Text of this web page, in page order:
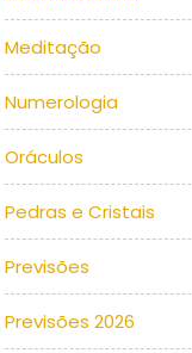
Meditação
Numerologia
Oráculos
Pedras e Cristais
Previsões
Previsões 2026